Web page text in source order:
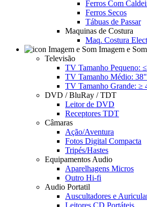
Ferros Com
Ferros Secos
Tábuas de Passar
Maquinas de Costura
Maq. Costura
Imagem e Som
Televisão
TV Tamanho Pequeno:
TV Tamanho Médio:
TV Tamanho Grande: ≥
DVD / BluRay / TDT
Leitor de DVD
Receptores TDT
Câmaras
Ação/Aventura
Fotos Digital Compacta
Tripés/Hastes
Equipamentos Audio
Aparelhagens Micros
Outro Hi-fi
Audio Portatil
Auscultadores e
Leitores CD Portáteis